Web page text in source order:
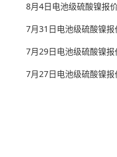
8月4日电池级硫酸镍报
7月31日电池级硫酸镍报
7月29日电池级硫酸镍报
7月27日电池级硫酸镍报